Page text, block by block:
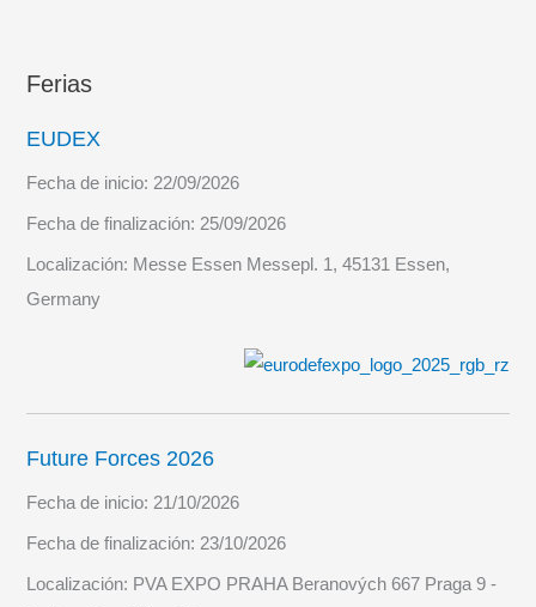
Ferias
EUDEX
Fecha de inicio: 22/09/2026
Fecha de finalización: 25/09/2026
Localización: Messe Essen Messepl. 1, 45131 Essen,
Germany
Future Forces 2026
Fecha de inicio: 21/10/2026
Fecha de finalización: 23/10/2026
Localización: PVA EXPO PRAHA Beranových 667 Praga 9 -